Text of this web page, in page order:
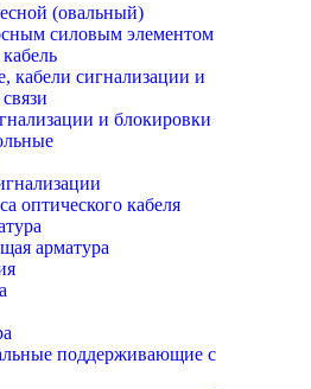
(овальный)
силовым элементом
кабели сигнализации и
и блокировки
оптического кабеля
арматура
поддерживающие с